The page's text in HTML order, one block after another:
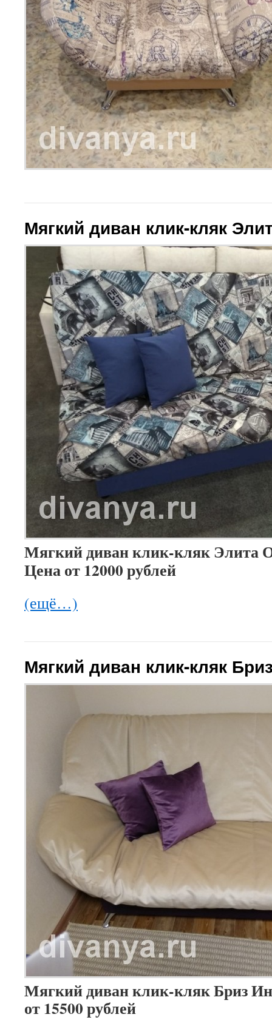
Мягкий диван клик-кляк
Мягкий диван клик-кляк Элита
Цена от 12000 рублей
(ещё…)
Мягкий диван клик-кляк
Мягкий диван клик-кляк Бриз
от 15500 рублей